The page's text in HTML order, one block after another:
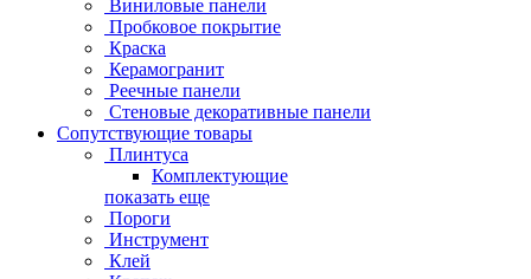
Виниловые панели
Пробковое покрытие
Краска
Керамогранит
Реечные панели
Стеновые декоративные панели
Сопутствующие товары
Плинтуса
Комплектующие
показать еще
Пороги
Инструмент
Клей